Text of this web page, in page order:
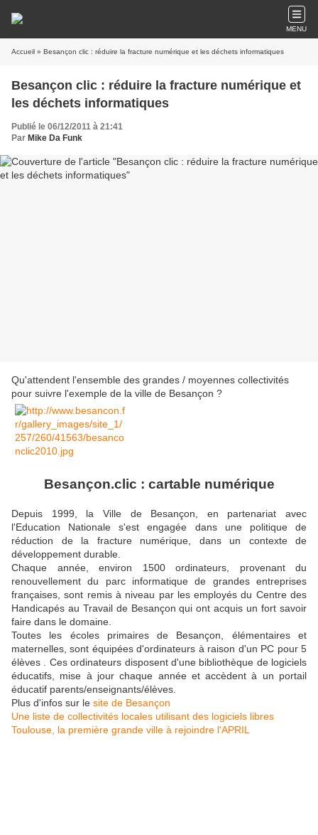
MENU
Accueil » Besançon clic : réduire la fracture numérique et les déchets informatiques
Besançon clic : réduire la fracture numérique et
les déchets informatiques
Publié le 06/12/2011 à 21:41
Par Mike Da Funk
Qu'attendent l'ensemble des grandes / moyennes collectivités
pour suivre l'exemple de la ville de Besançon ?
Besançon.clic : cartable numérique
Depuis 1999, la Ville de Besançon, en partenariat avec
l'Education Nationale s'est engagée dans une politique de
réduction de la fracture numérique, dans un contexte de
développement durable.
Chaque année, environ 1500 ordinateurs, provenant du
renouvellement du parc informatique de grandes entreprises
françaises, sont remis à niveau par les employés du Centre des
Handicapés au Travail de Besançon qui ont acquis un fort savoir
faire dans le domaine.
Toutes les écoles primaires de Besançon, élémentaires et
maternelles, sont équipées d'ordinateurs à raison d'un PC pour 5
élèves . Ces ordinateurs disposent d'une bibliothèque de logiciels
éducatifs, mise à jour chaque année et accèdent à un portail
éducatif parents/enseignants/élèves.
Plus d'infos sur le site de Besançon
Une liste de collectivités locales utilisant des logiciels libres
Toulouse, la première grande ville à rejoindre l'APRIL